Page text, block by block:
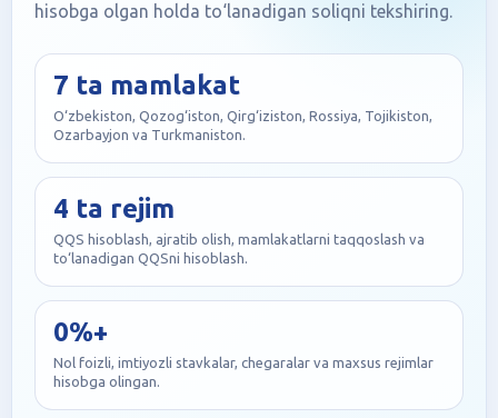
hisobga olgan holda to‘lanadigan soliqni tekshiring.
7 ta mamlakat
O‘zbekiston, Qozog‘iston, Qirg‘iziston, Rossiya, Tojikiston,
Ozarbayjon va Turkmaniston.
4 ta rejim
QQS hisoblash, ajratib olish, mamlakatlarni taqqoslash va
to‘lanadigan QQSni hisoblash.
0%+
Nol foizli, imtiyozli stavkalar, chegaralar va maxsus rejimlar
hisobga olingan.